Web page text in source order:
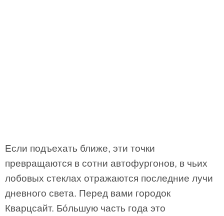
Если подъехать ближе, эти точки
превращаются в сотни автофургонов, в чьих
лобовых стеклах отражаются последние лучи
дневного света. Перед вами городок
Кварцсайт. Бóльшую часть года это